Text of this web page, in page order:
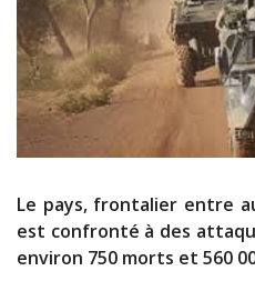
Le pays, frontalier entre
est confronté à des
environ 750 morts et 560